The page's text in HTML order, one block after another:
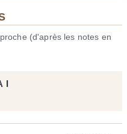
(d'après les notes en
I